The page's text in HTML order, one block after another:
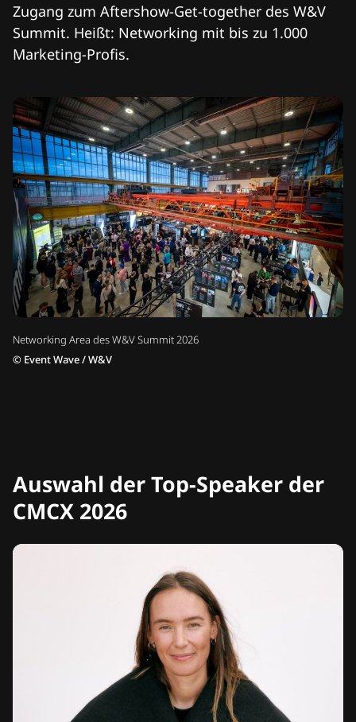
Networking Area des W&V Summit 2026
© Event Wave / W&V
Zugang zum Aftershow-Get-together des W&V
Summit. Heißt: Networking mit bis zu 1.000
Marketing-Profis.
Auswahl der Top-Speaker der
CMCX 2026